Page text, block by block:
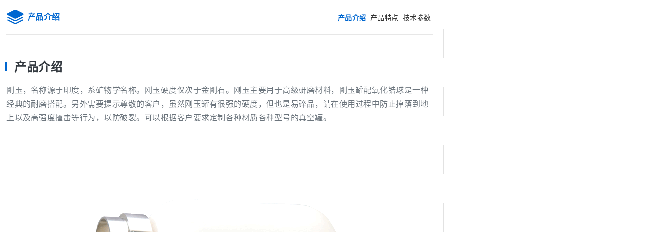
产品介绍 产品介绍 产品特点 技术参数
产品介绍
刚玉，名称源于印度，系矿物学名称。刚玉硬度仅次于金刚石。刚玉主要用于高级研磨材料，刚玉罐配氧化锆球是一种
经典的耐磨搭配。另外需要提示尊敬的客户，虽然刚玉罐有很强的硬度，但也是易碎品，请在使用过程中防止掉落到地
上以及高强度撞击等行为，以防破裂。可以根据客户要求定制各种材质各种型号的真空罐。